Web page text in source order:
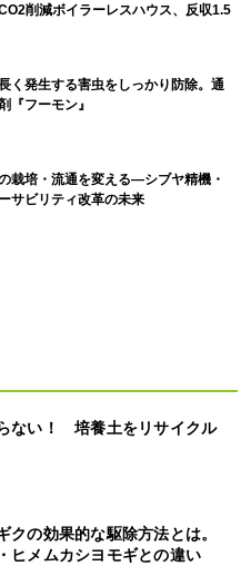
削減ボイラーレスハウス、反収1.5
く発生する害虫をしっかり防除。通
『フーモン』
栽培・流通を変える―シブヤ精機・
サビリティ改革の未来
ない！ 培養土をリサイクル
クの効果的な駆除方法とは。
ヒメムカシヨモギとの違い